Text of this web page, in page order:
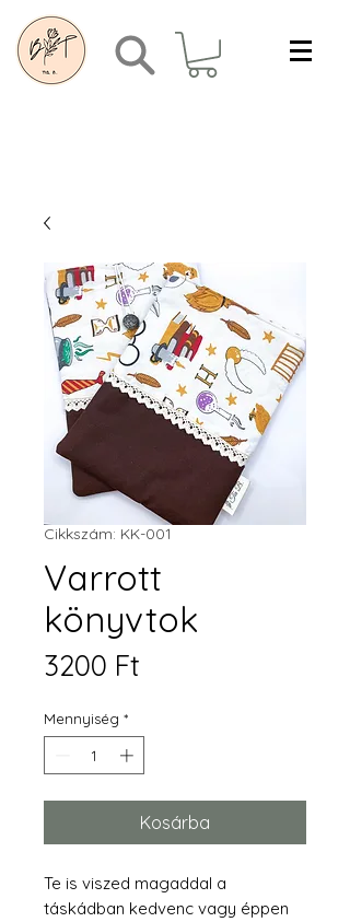
Cikkszám: KK-001
Varrott
könyvtok
3200 Ft
Mennyiség *
Kosárba
Te is viszed magaddal a
táskádban kedvenc vagy éppen